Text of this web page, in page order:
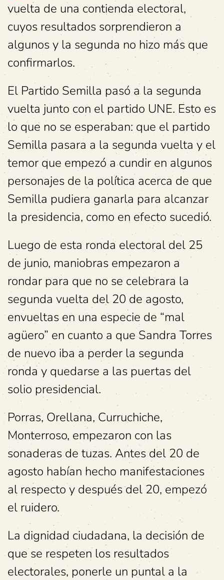
vuelta de una contienda electoral,
cuyos resultados sorprendieron a
algunos y la segunda no hizo más que
confirmarlos.
El Partido Semilla pasó a la segunda
vuelta junto con el partido UNE. Esto es
lo que no se esperaban: que el partido
Semilla pasara a la segunda vuelta y el
temor que empezó a cundir en algunos
personajes de la política acerca de que
Semilla pudiera ganarla para alcanzar
la presidencia, como en efecto sucedió.
Luego de esta ronda electoral del 25
de junio, maniobras empezaron a
rondar para que no se celebrara la
segunda vuelta del 20 de agosto,
envueltas en una especie de “mal
agüero” en cuanto a que Sandra Torres
de nuevo iba a perder la segunda
ronda y quedarse a las puertas del
solio presidencial.
Porras, Orellana, Curruchiche,
Monterroso, empezaron con las
sonaderas de tuzas. Antes del 20 de
agosto habían hecho manifestaciones
al respecto y después del 20, empezó
el ruidero.
La dignidad ciudadana, la decisión de
que se respeten los resultados
electorales, ponerle un puntal a la